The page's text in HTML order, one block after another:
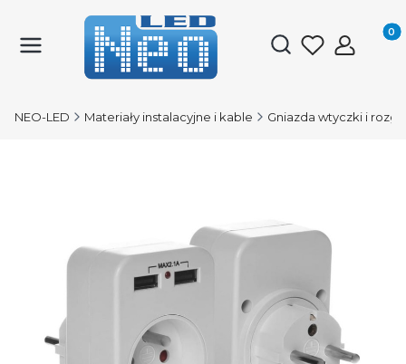
Otwórz
NEO-LED Materiały instalacyjne i kable Gniazda wtyczki i